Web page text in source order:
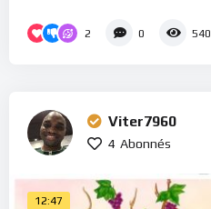
2 0 540
Viter7960
4 Abonnés
12:47